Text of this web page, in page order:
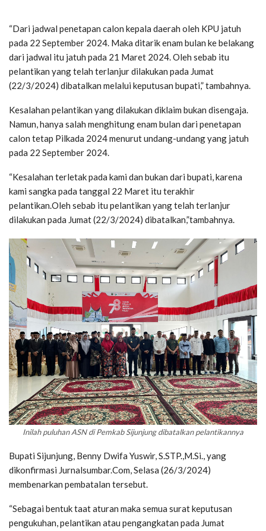
“Dari jadwal penetapan calon kepala daerah oleh KPU jatuh
pada 22 September 2024. Maka ditarik enam bulan ke belakang
dari jadwal itu jatuh pada 21 Maret 2024. Oleh sebab itu
pelantikan yang telah terlanjur dilakukan pada Jumat
(22/3/2024) dibatalkan melalui keputusan bupati,” tambahnya.
Kesalahan pelantikan yang dilakukan diklaim bukan disengaja.
Namun, hanya salah menghitung enam bulan dari penetapan
calon tetap Pilkada 2024 menurut undang-undang yang jatuh
pada 22 September 2024.
“Kesalahan terletak pada kami dan bukan dari bupati, karena
kami sangka pada tanggal 22 Maret itu terakhir
pelantikan.Oleh sebab itu pelantikan yang telah terlanjur
dilakukan pada Jumat (22/3/2024) dibatalkan,”tambahnya.
Inilah puluhan ASN di Pemkab Sijunjung dibatalkan pelantikannya
Bupati Sijunjung, Benny Dwifa Yuswir, S.STP.,M.Si., yang
dikonfirmasi Jurnalsumbar.Com, Selasa (26/3/2024)
membenarkan pembatalan tersebut.
“Sebagai bentuk taat aturan maka semua surat keputusan
pengukuhan, pelantikan atau pengangkatan pada Jumat